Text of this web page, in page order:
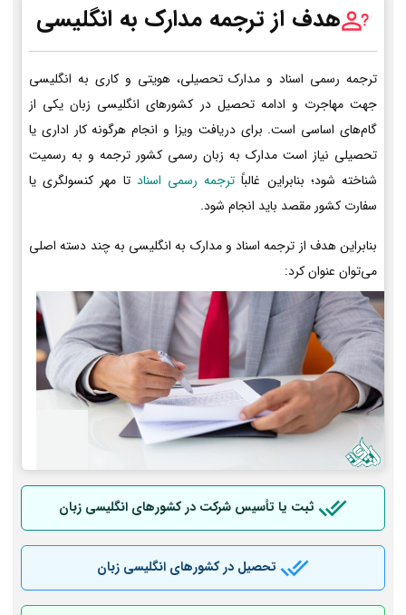
هدف از ترجمه مدارک به انگلیسی
ترجمه رسمی اسناد و مدارک تحصیلی، هویتی و کاری به انگلیسی
جهت مهاجرت و ادامه تحصیل در کشورهای انگلیسی زبان یکی از
گام‌های اساسی است. برای دریافت ویزا و انجام هرگونه کار اداری یا
تحصیلی نیاز است مدارک به زبان رسمی کشور ترجمه و به رسمیت
شناخته شود؛ بنابراین غالباً ترجمه رسمی اسناد تا مهر کنسولگری یا
سفارت کشور مقصد باید انجام شود.
بنابراین هدف از ترجمه اسناد و مدارک به انگلیسی به چند دسته اصلی
می‌توان عنوان کرد:
ثبت یا تأسیس شرکت در کشورهای انگلیسی زبان
تحصیل در کشورهای انگلیسی زبان